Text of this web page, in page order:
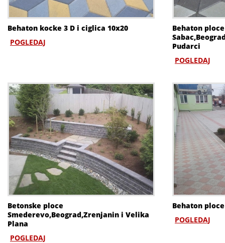
Behaton kocke 3 D i ciglica 10x20
POGLEDAJ
Behaton ploce
Pudarci
POGLEDAJ
Betonske ploce
Smederevo,Beograd,Zrenjanin i Velika
Plana
POGLEDAJ
Behaton
POGLEDAJ